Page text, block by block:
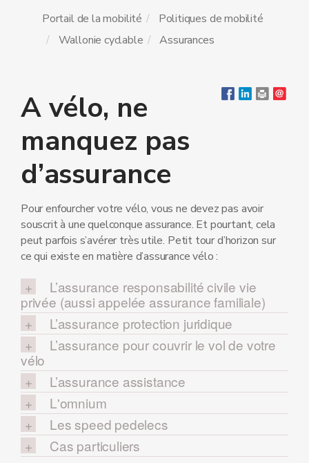
Portail de la mobilité
Politiques de mobilité
Wallonie cyclable
Assurances
A vélo, ne
manquez pas
d’assurance
Pour enfourcher votre vélo, vous ne devez pas avoir
souscrit à une quelconque assurance. Et pourtant, cela
peut parfois s’avérer très utile. Petit tour d’horizon sur
ce qui existe en matière d’assurance vélo :
L’assurance responsabilité civile vie
privée (aussi appelée assurance familiale)
L’assurance protection juridique
L’assurance pour couvrir le vol de votre
vélo
L’assurance assistance
L'omnium
Les speed pedelecs
Cas particuliers